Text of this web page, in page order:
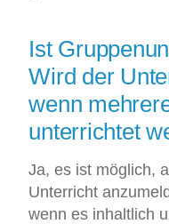
Ist
Wird der
wenn
unterrichtet
Ja, es ist möglich,
Unterricht
wenn es inhaltlich